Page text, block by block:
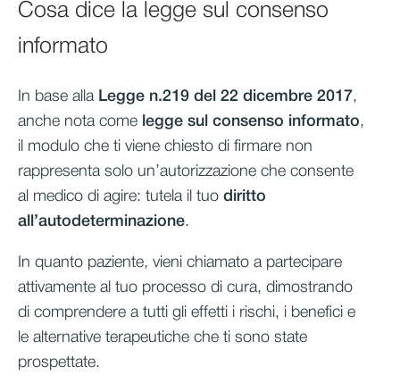
Cosa dice la legge sul consenso
informato
In base alla Legge n.219 del 22 dicembre 2017,
anche nota come legge sul consenso informato,
il modulo che ti viene chiesto di firmare non
rappresenta solo un’autorizzazione che consente
al medico di agire: tutela il tuo diritto
all’autodeterminazione.
In quanto paziente, vieni chiamato a partecipare
attivamente al tuo processo di cura, dimostrando
di comprendere a tutti gli effetti i rischi, i benefici e
le alternative terapeutiche che ti sono state
prospettate.